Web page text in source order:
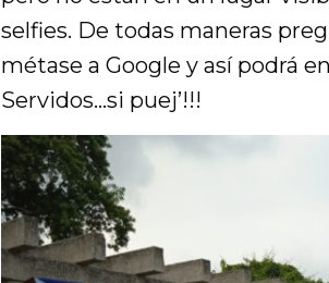
selfies. De todas maneras
métase a Google y así podrá
Servidos…si puej’!!!